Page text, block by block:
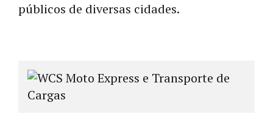
públicos de diversas cidades.